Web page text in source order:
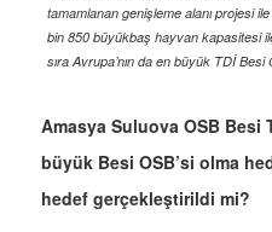
tamamlanan genişleme alanı projesi
bin 850 büyükbaş hayvan kapasitesi ile
sıra Avrupa’nın da en büyük TDİ
Amasya Suluova OSB Besi
büyük Besi OSB’si olma
hedef gerçekleştirildi mi?